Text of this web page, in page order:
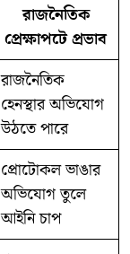
রাজনৈতিক
প্রেক্ষাপটে প্রভাব
রাজনৈতিক
হেনস্থার অভিযোগ
উঠতে পারে
প্রোটোকল ভাঙার
অভিযোগ তুলে
আইনি চাপ